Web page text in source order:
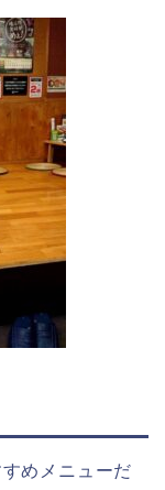
めメニューだ